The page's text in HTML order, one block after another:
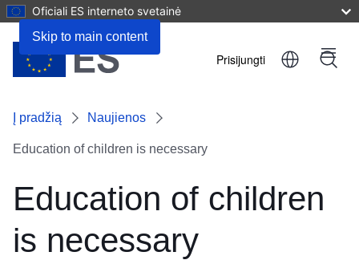
Skip to main content
Oficiali ES interneto svetainė
User
menu
Prisijungti Menu
Į pradžią Naujienos
Education of children is necessary
Education of children
is necessary